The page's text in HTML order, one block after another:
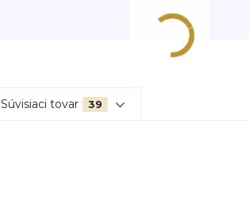
Súvisiaci tovar 39